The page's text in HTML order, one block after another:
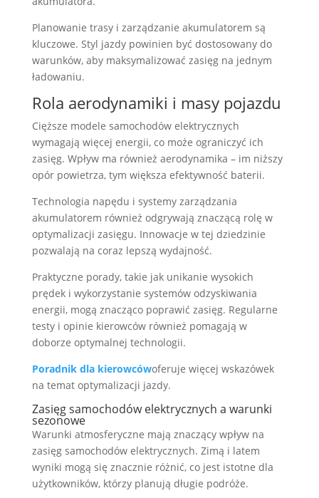
Planowanie trasy i zarządzanie akumulatorem są
kluczowe. Styl jazdy powinien być dostosowany do
warunków, aby maksymalizować zasięg na jednym
ładowaniu.
Rola aerodynamiki i masy pojazdu
Cięższe modele samochodów elektrycznych
wymagają więcej energii, co może ograniczyć ich
zasięg. Wpływ ma również aerodynamika – im niższy
opór powietrza, tym większa efektywność baterii.
Technologia napędu i systemy zarządzania
akumulatorem również odgrywają znaczącą rolę w
optymalizacji zasięgu. Innowacje w tej dziedzinie
pozwalają na coraz lepszą wydajność.
Praktyczne porady, takie jak unikanie wysokich
prędek i wykorzystanie systemów odzyskiwania
energii, mogą znacząco poprawić zasięg. Regularne
testy i opinie kierowców również pomagają w
doborze optymalnej technologii.
Poradnik dla kierowcówoferuje więcej wskazówek
na temat optymalizacji jazdy.
Zasięg samochodów elektrycznych a warunki
sezonowe
Warunki atmosferyczne mają znaczący wpływ na
zasięg samochodów elektrycznych. Zimą i latem
wyniki mogą się znacznie różnić, co jest istotne dla
użytkowników, którzy planują długie podróże.